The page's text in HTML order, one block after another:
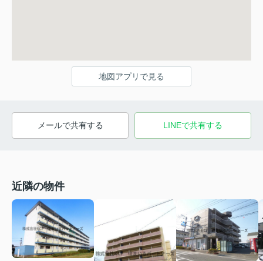
地図アプリで見る
メールで共有する LINEで共有する
近隣の物件